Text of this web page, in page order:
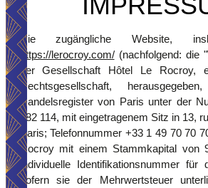
Die zugängliche Website,
https://lerocroy.com/(nachfolgend: die
der Gesellschaft Hôtel Le Rocroy,
Rechtsgesellschaft,
Handelsregister von Paris unter der
882 114, mit eingetragenem Sitz in 13,
Paris; Telefonnummer +33 1 49 70 70
Rocroy mit einem Stammkapital von
individuelle Identifikationsnummer für
sofern sie der Mehrwertsteuer